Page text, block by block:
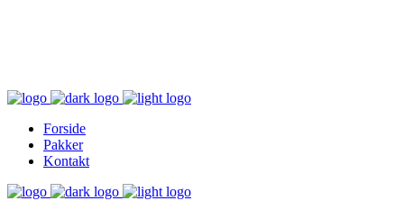
Forside
Pakker
Kontakt